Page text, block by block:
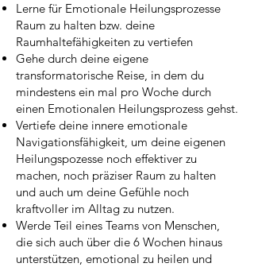
Lerne für Emotionale Heilungsprozesse
Raum zu halten bzw. deine
Raumhaltefähigkeiten zu vertiefen
Gehe durch deine eigene
transformatorische Reise, in dem du
mindestens ein mal pro Woche durch
einen Emotionalen Heilungsprozess gehst.
Vertiefe deine innere emotionale
Navigationsfähigkeit, um deine eigenen
Heilungspozesse noch effektiver zu
machen, noch präziser Raum zu halten
und auch um deine Gefühle noch
kraftvoller im Alltag zu nutzen.
Werde Teil eines Teams von Menschen,
die sich auch über die 6 Wochen hinaus
unterstützen, emotional zu heilen und